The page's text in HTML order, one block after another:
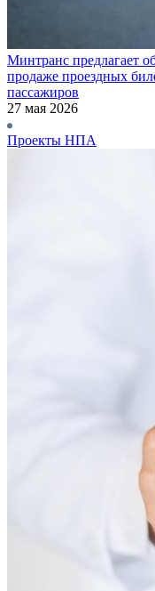
Минтранс предлагает
продаже проездных
пассажиров
27 мая 2026
Проекты НПА